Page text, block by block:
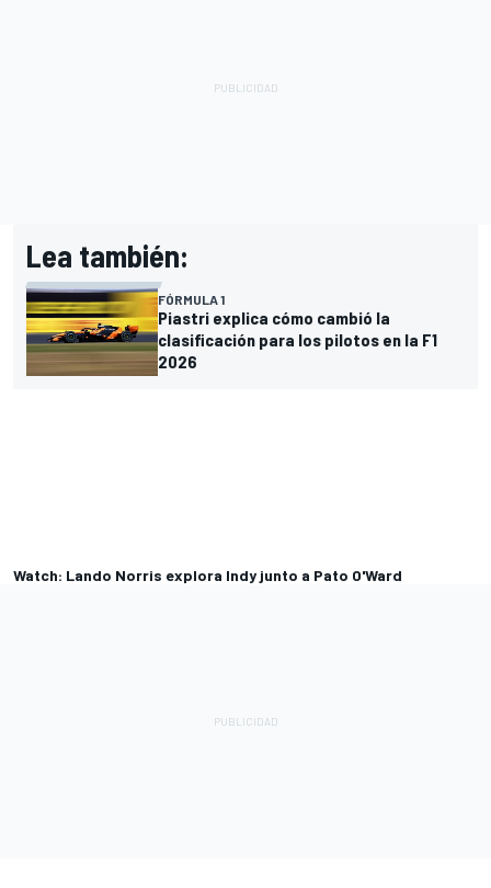
Lea también:
FÓRMULA 1
Piastri explica cómo cambió la
clasificación para los pilotos en la F1
2026
Watch: Lando Norris explora Indy junto a Pato O'Ward